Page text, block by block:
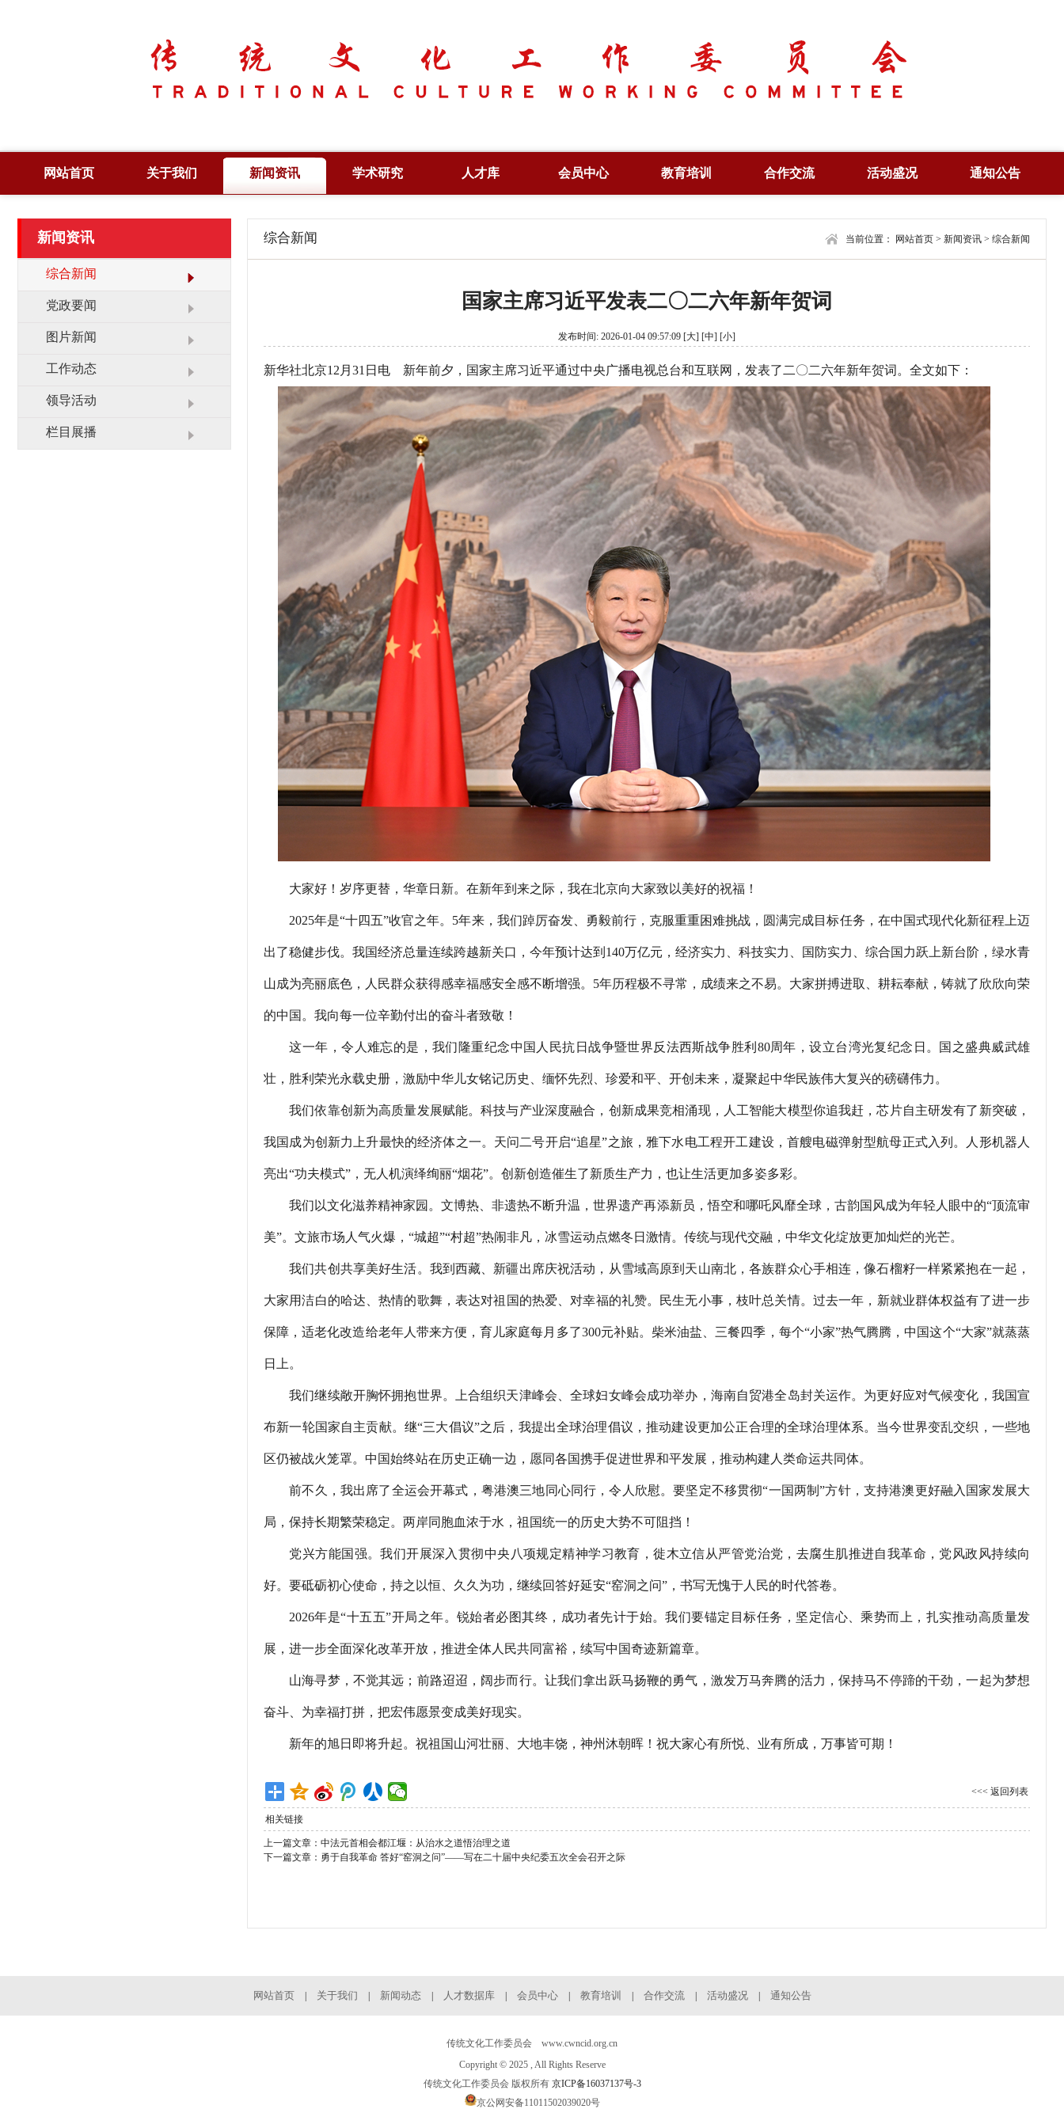
网站首页 关于我们
领 导
管 理
新闻资讯
党政要闻
栏目展播
学术研究
作品展示
立项课题
人才库 会员中心
特约研究员
理事单位
会员单位
信息验证
教育培训
信息验证
合作交流
风采展示
活动盛况
学术年会
通知公告
合作信息
新闻资讯
综合新闻
党政要闻
图片新闻
工作动态
领导活动
栏目展播
综合新闻 当前位置： 网站首页 > 新闻资讯 > 综合新闻
国家主席习近平发表二〇二六年新年贺词
发布时间: 2026-01-04 09:57:09 [大] [中] [小]
新华社北京12月31日电 新年前夕，国家主席习近平通过中央广播电视总台和互联网，发表了二〇二六年新年贺词。全文如下：
大家好！岁序更替，华章日新。在新年到来之际，我在北京向大家致以美好的祝福！
2025年是“十四五”收官之年。5年来，我们踔厉奋发、勇毅前行，克服重重困难挑战，圆满完成目标任务，在中国式现代化新征程上迈
出了稳健步伐。我国经济总量连续跨越新关口，今年预计达到140万亿元，经济实力、科技实力、国防实力、综合国力跃上新台阶，绿水青
山成为亮丽底色，人民群众获得感幸福感安全感不断增强。5年历程极不寻常，成绩来之不易。大家拼搏进取、耕耘奉献，铸就了欣欣向荣
的中国。我向每一位辛勤付出的奋斗者致敬！
这一年，令人难忘的是，我们隆重纪念中国人民抗日战争暨世界反法西斯战争胜利80周年，设立台湾光复纪念日。国之盛典威武雄
壮，胜利荣光永载史册，激励中华儿女铭记历史、缅怀先烈、珍爱和平、开创未来，凝聚起中华民族伟大复兴的磅礴伟力。
我们依靠创新为高质量发展赋能。科技与产业深度融合，创新成果竞相涌现，人工智能大模型你追我赶，芯片自主研发有了新突破，
我国成为创新力上升最快的经济体之一。天问二号开启“追星”之旅，雅下水电工程开工建设，首艘电磁弹射型航母正式入列。人形机器人
亮出“功夫模式”，无人机演绎绚丽“烟花”。创新创造催生了新质生产力，也让生活更加多姿多彩。
我们以文化滋养精神家园。文博热、非遗热不断升温，世界遗产再添新员，悟空和哪吒风靡全球，古韵国风成为年轻人眼中的“顶流审
美”。文旅市场人气火爆，“城超”“村超”热闹非凡，冰雪运动点燃冬日激情。传统与现代交融，中华文化绽放更加灿烂的光芒。
我们共创共享美好生活。我到西藏、新疆出席庆祝活动，从雪域高原到天山南北，各族群众心手相连，像石榴籽一样紧紧抱在一起，
大家用洁白的哈达、热情的歌舞，表达对祖国的热爱、对幸福的礼赞。民生无小事，枝叶总关情。过去一年，新就业群体权益有了进一步
保障，适老化改造给老年人带来方便，育儿家庭每月多了300元补贴。柴米油盐、三餐四季，每个“小家”热气腾腾，中国这个“大家”就蒸蒸
日上。
我们继续敞开胸怀拥抱世界。上合组织天津峰会、全球妇女峰会成功举办，海南自贸港全岛封关运作。为更好应对气候变化，我国宣
布新一轮国家自主贡献。继“三大倡议”之后，我提出全球治理倡议，推动建设更加公正合理的全球治理体系。当今世界变乱交织，一些地
区仍被战火笼罩。中国始终站在历史正确一边，愿同各国携手促进世界和平发展，推动构建人类命运共同体。
前不久，我出席了全运会开幕式，粤港澳三地同心同行，令人欣慰。要坚定不移贯彻“一国两制”方针，支持港澳更好融入国家发展大
局，保持长期繁荣稳定。两岸同胞血浓于水，祖国统一的历史大势不可阻挡！
党兴方能国强。我们开展深入贯彻中央八项规定精神学习教育，徙木立信从严管党治党，去腐生肌推进自我革命，党风政风持续向
好。要砥砺初心使命，持之以恒、久久为功，继续回答好延安“窑洞之问”，书写无愧于人民的时代答卷。
2026年是“十五五”开局之年。锐始者必图其终，成功者先计于始。我们要锚定目标任务，坚定信心、乘势而上，扎实推动高质量发
展，进一步全面深化改革开放，推进全体人民共同富裕，续写中国奇迹新篇章。
山海寻梦，不觉其远；前路迢迢，阔步而行。让我们拿出跃马扬鞭的勇气，激发万马奔腾的活力，保持马不停蹄的干劲，一起为梦想
奋斗、为幸福打拼，把宏伟愿景变成美好现实。
新年的旭日即将升起。祝祖国山河壮丽、大地丰饶，神州沐朝晖！祝大家心有所悦、业有所成，万事皆可期！
<<< 返回列表
相关链接
上一篇文章： 中法元首相会都江堰：从治水之道悟治理之道
下一篇文章： 勇于自我革命 答好“窑洞之问”——写在二十届中央纪委五次全会召开之际
网站首页 关于我们 新闻动态 人才数据库 会员中心 教育培训 合作交流 活动盛况 通知公告
传统文化工作委员会 www.cwncid.org.cn
Copyright © 2025 , All Rights Reserve
传统文化工作委员会 版权所有 京ICP备16037137号-3
京公网安备11011502039020号